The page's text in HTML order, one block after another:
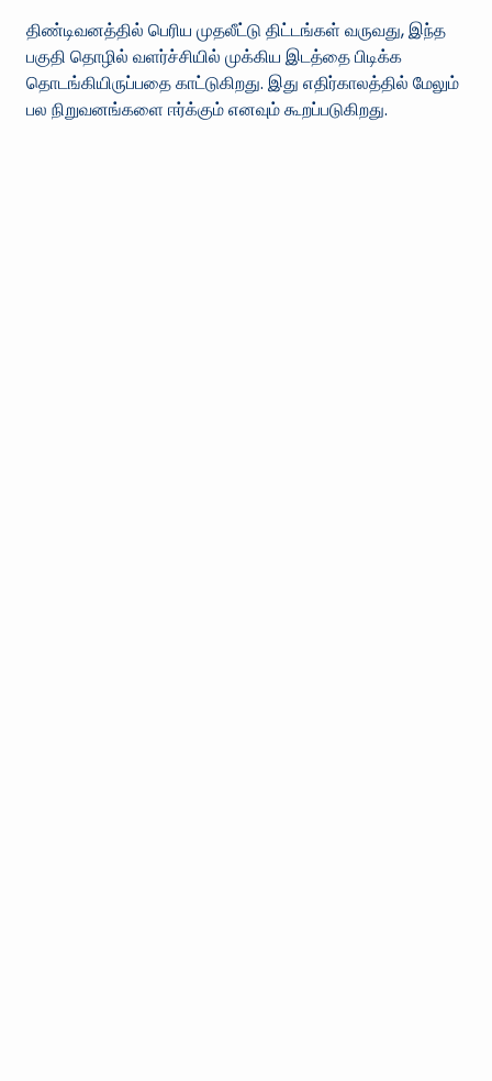
திண்டிவனத்தில் பெரிய முதலீட்டு திட்டங்கள் வருவது, இந்த
பகுதி தொழில் வளர்ச்சியில் முக்கிய இடத்தை பிடிக்க
தொடங்கியிருப்பதை காட்டுகிறது. இது எதிர்காலத்தில் மேலும்
பல நிறுவனங்களை ஈர்க்கும் எனவும் கூறப்படுகிறது.